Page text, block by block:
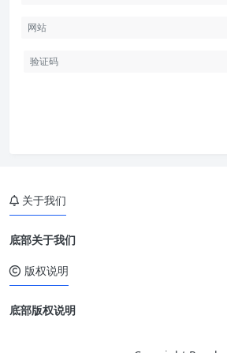
关于我们
底部关于我们
版权说明
底部版权说明